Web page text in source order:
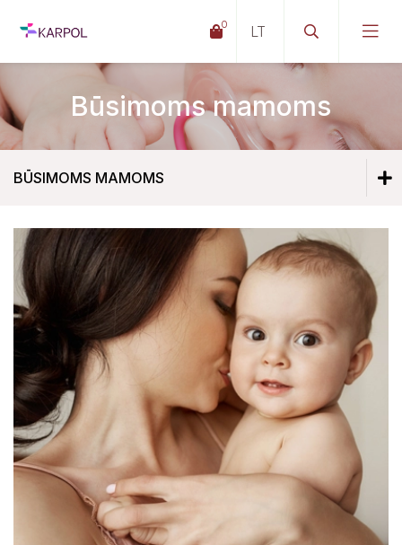
PSDF lėšomis finansuojamos (nemokamos)
paslaugos
PSDF lėšomis nefinansuojamos (mokamos)
paslaugos
Pirminės ir antrinės ambulatorinės sveikatos
priežiūros paslaugos
Nuotolinės sveikatos priežiūros paslaugos
Sveikatinimas
Ligų prevencija ir profilaktika
0
Būsimoms mamoms
BŪSIMOMS MAMOMS
Būtinoji pagalba
PSDF lėšomis finansuojamos (nemokamos)
paslaugos
PSDF lėšomis nefinansuojamos (mokamos)
paslaugos
Pirminės ir antrinės ambulatorinės sveikatos
priežiūros paslaugos
Nuotolinės sveikatos priežiūros paslaugos
Sveikatinimas